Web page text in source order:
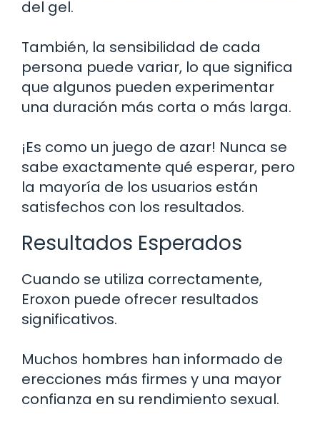
del gel.
También, la sensibilidad de cada
persona puede variar, lo que significa
que algunos pueden experimentar
una duración más corta o más larga.
¡Es como un juego de azar! Nunca se
sabe exactamente qué esperar, pero
la mayoría de los usuarios están
satisfechos con los resultados.
Resultados Esperados
Cuando se utiliza correctamente,
Eroxon puede ofrecer resultados
significativos.
Muchos hombres han informado de
erecciones más firmes y una mayor
confianza en su rendimiento sexual.